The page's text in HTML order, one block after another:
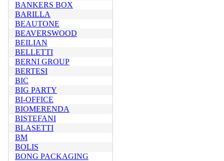
BANKERS BOX
BARILLA
BEAUTONE
BEAVERSWOOD
BEILIAN
BELLETTI
BERNI GROUP
BERTESI
BIC
BIG PARTY
BI-OFFICE
BIOMERENDA
BISTEFANI
BLASETTI
BM
BOLIS
BONG PACKAGING